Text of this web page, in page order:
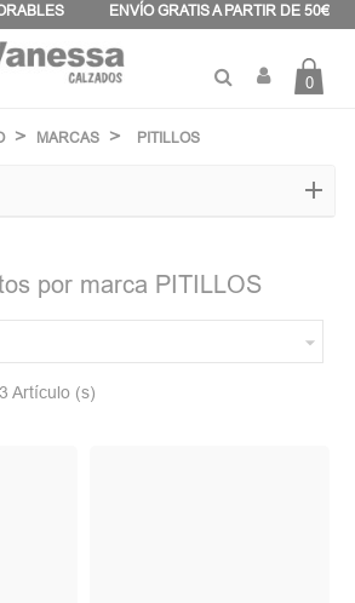
ENVÍO GRATIS A PARTIR DE 50€
0
MARCAS PITILLOS
por marca PITILLOS

Artículo (s)